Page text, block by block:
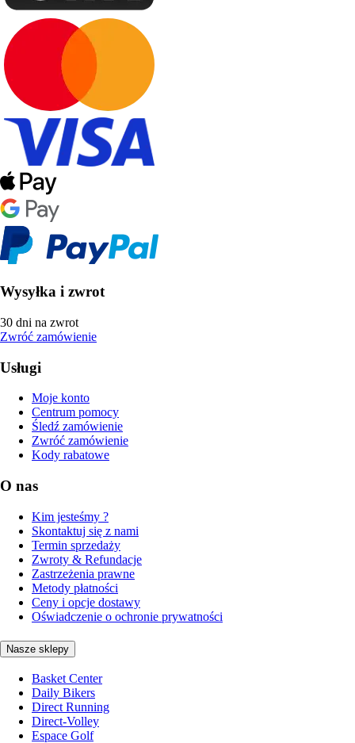
Wysyłka i zwrot
30 dni na zwrot
Zwróć zamówienie
Usługi
Moje konto
Centrum pomocy
Śledź zamówienie
Zwróć zamówienie
Kody rabatowe
O nas
Kim jesteśmy ?
Skontaktuj się z nami
Termin sprzedaży
Zwroty & Refundacje
Zastrzeżenia prawne
Metody płatności
Ceny i opcje dostawy
Oświadczenie o ochronie prywatności
Nasze sklepy
Basket Center
Daily Bikers
Direct Running
Direct-Volley
Espace Golf